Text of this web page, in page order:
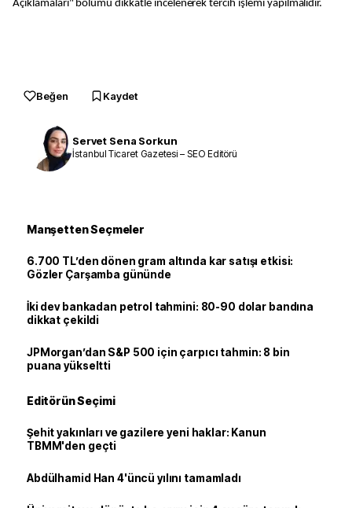
Açıklamaları" bölümü dikkatle incelenerek tercih işlemi yapılmalıdır.
Beğen Kaydet
Servet Sena Sorkun
İstanbul Ticaret Gazetesi – SEO Editörü
Manşetten Seçmeler
6.700 TL’den dönen gram altında kar satışı etkisi:
Gözler Çarşamba gününde
İki dev bankadan petrol tahmini: 80-90 dolar bandına
dikkat çekildi
JPMorgan’dan S&P 500 için çarpıcı tahmin: 8 bin
puana yükseltti
Editörün Seçimi
Şehit yakınları ve gazilere yeni haklar: Kanun
TBMM'den geçti
Abdülhamid Han 4'üncü yılını tamamladı